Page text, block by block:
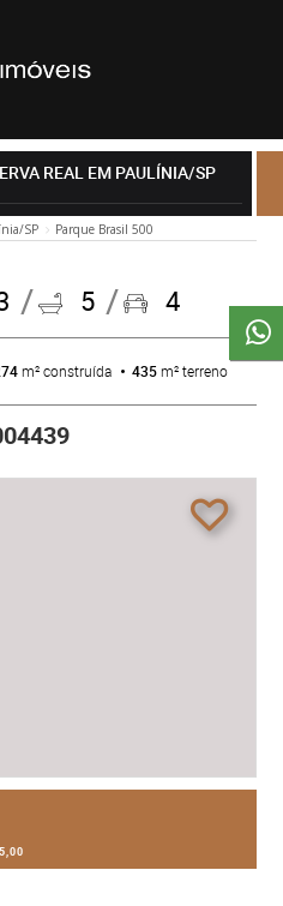
REAL EM PAULÍNIA/SP
SP Parque Brasil 500
5 4
m² construída 435m² terreno